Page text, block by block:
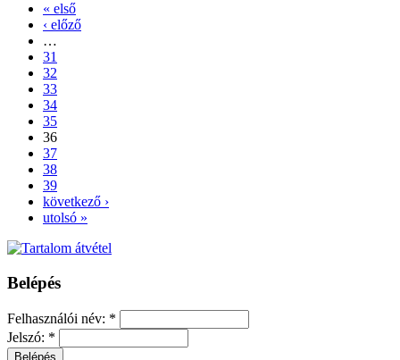
« első
‹ előző
…
31
32
33
34
35
36
37
38
39
következő ›
utolsó »
Belépés
Felhasználói név: *
Jelszó: *